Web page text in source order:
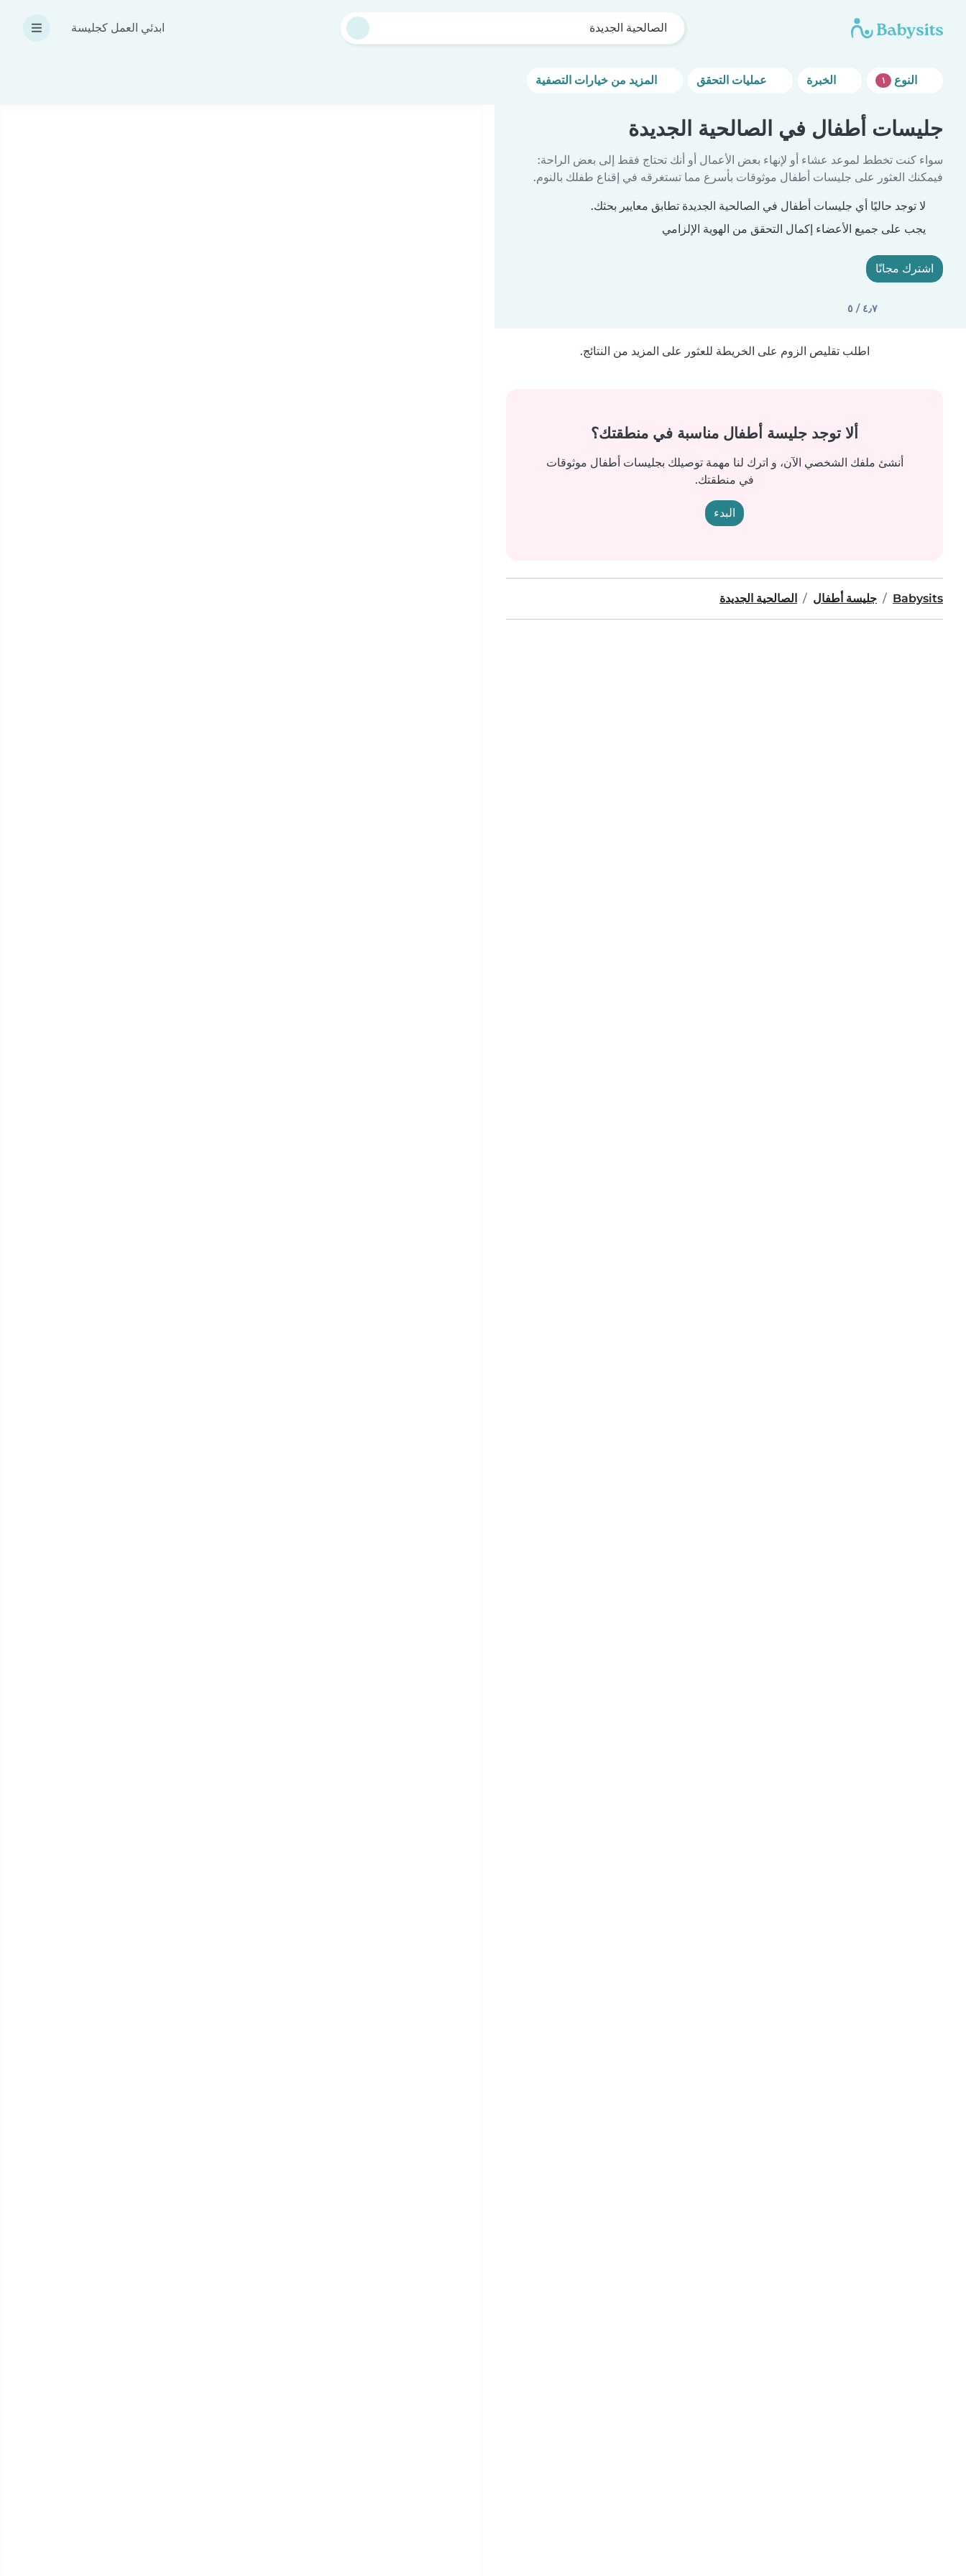
الصالحية الجديدة ابدئي العمل كجليسة
١ المزيد من خيارات التصفية
جليسات أطفال في الصالحية الجديدة
سواء كنت تخطط لموعد عشاء أو لإنهاء بعض الأعمال أو أنك تحتاج فقط إلى بعض الراحة:
فيمكنك العثور على جليسات أطفال موثوقات بأسرع مما تستغرقه في إقناع طفلك بالنوم.
لا توجد حاليًا أي جليسات أطفال في الصالحية الجديدة تطابق معايير بحثك.
يجب على جميع الأعضاء إكمال التحقق من الهوية الإلزامي
اشترك مجانًا
٤٫٧ / ٥
اطلب تقليص الزوم على الخريطة للعثور على المزيد من النتائج.
ألا توجد جليسة أطفال مناسبة في منطقتك؟
أنشئ ملفك الشخصي الآن، و اترك لنا مهمة توصيلك بجليسات أطفال موثوقات
في منطقتك.
البدء
Babysits جليسة أطفال الصالحية الجديدة